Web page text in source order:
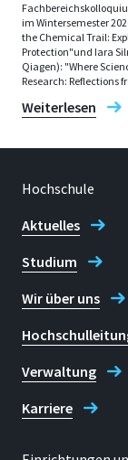
im Wintersemester
the Chemical Trail:
Protection"und Iara
Qiagen): "Where
Research: Reflections
Weiterlesen
Hochschule
Aktuelles
Studium
Wir über uns
Verwaltung
Karriere